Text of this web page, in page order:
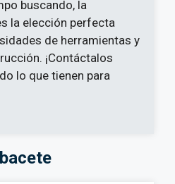
buscando, la
la elección perfecta
de herramientas y
¡Contáctalos
lo que tienen para